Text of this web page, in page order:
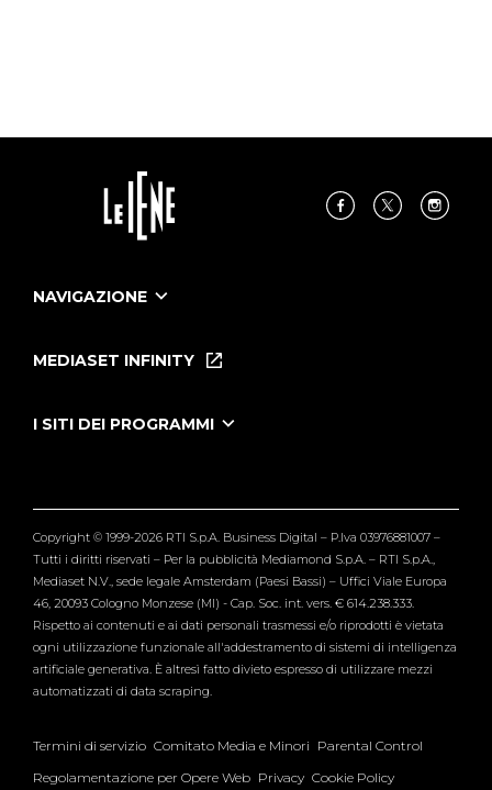
NAVIGAZIONE
Le Iene Presentano Inside
Tutti i servizi
MEDIASET INFINITY
I SITI DEI PROGRAMMI
Verissimo
Copyright © 1999-2026 RTI S.p.A. Business Digital – P.Iva 03976881007 –
Tutti i diritti riservati – Per la pubblicità Mediamond S.p.A. – RTI S.p.A.,
Mediaset N.V., sede legale Amsterdam (Paesi Bassi) – Uffici Viale Europa
46, 20093 Cologno Monzese (MI) - Cap. Soc. int. vers. € 614.238.333.
Rispetto ai contenuti e ai dati personali trasmessi e/o riprodotti è vietata
ogni utilizzazione funzionale all'addestramento di sistemi di intelligenza
artificiale generativa. È altresì fatto divieto espresso di utilizzare mezzi
automatizzati di data scraping.
Termini di servizio Comitato Media e Minori Parental Control
Regolamentazione per Opere Web Privacy Cookie Policy